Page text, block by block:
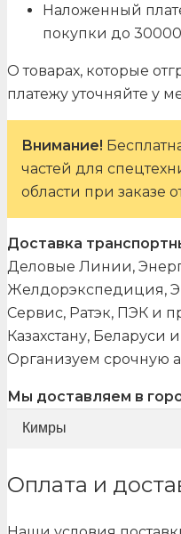
Наложенный
покупки до
О товарах, которые
платежу уточняйте у
Внимание!
частей для
области при заказе
Доставка
Деловые Линии,
Желдорэкспедиция,
Сервис, Ратэк, ПЭК и
Казахстану,
Организуем срочную
Мы доставляем в
Оплата и